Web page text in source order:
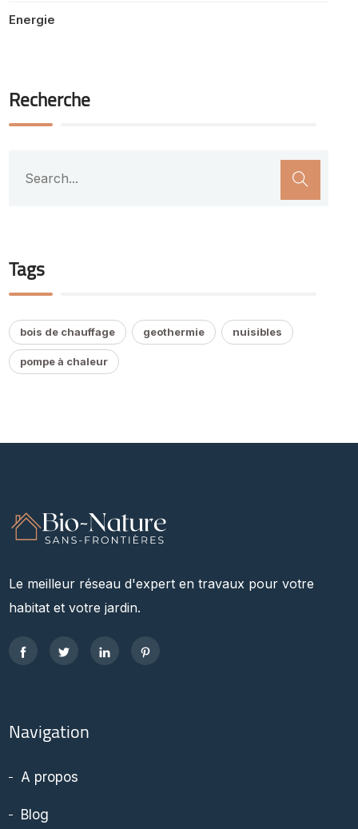
Energie
Recherche
Tags
bois de chauffage geothermie nuisibles
pompe à chaleur
Le meilleur réseau d'expert en travaux pour votre
habitat et votre jardin.
Navigation
A propos
Blog